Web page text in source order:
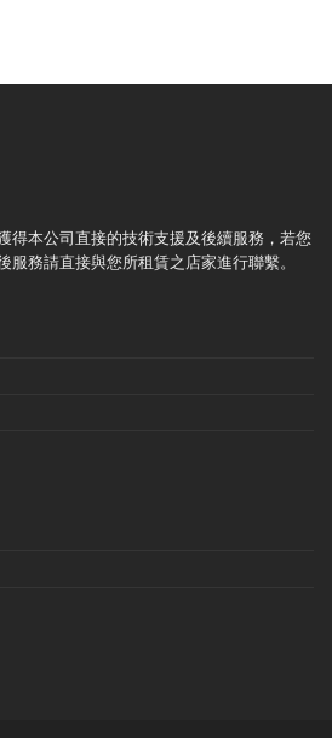
得本公司直接的技術支援及後續服務，若您
務請直接與您所租賃之店家進行聯繫。